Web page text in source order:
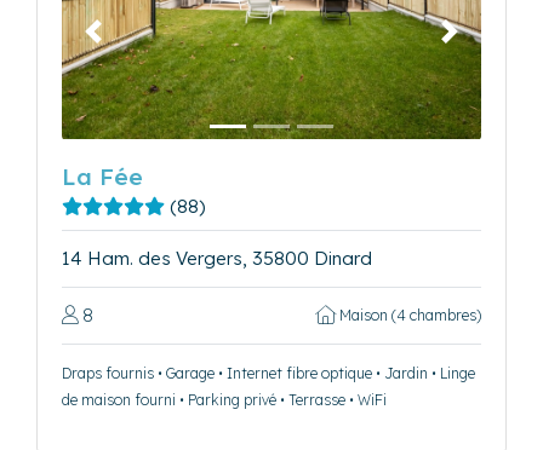
Précédent Suivant
La Fée
(88)
14 Ham. des Vergers, 35800 Dinard
8 Maison (4 chambres)
Draps fournis • Garage • Internet fibre optique • Jardin • Linge
de maison fourni • Parking privé • Terrasse • WiFi